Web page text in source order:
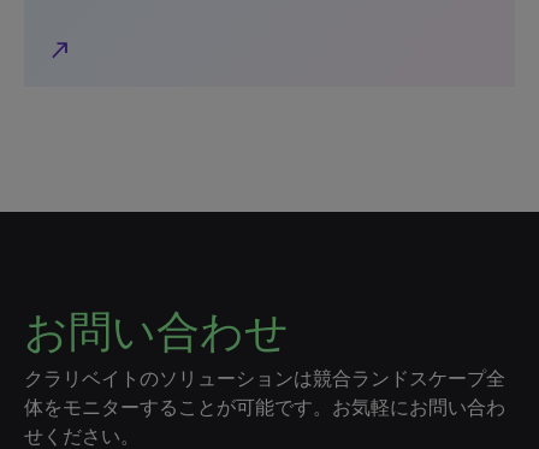
north_east
お問い合わせ
クラリベイトのソリューションは競合ランドスケープ全
体をモニターすることが可能です。お気軽にお問い合わ
せください。